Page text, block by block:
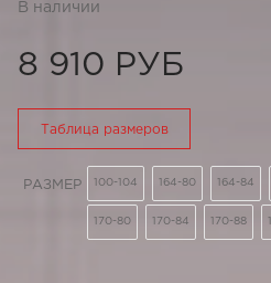
В наличии
8 910 РУБ
Таблица размеров
РАЗМЕР 100-104 164-80 164-84
170-80 170-84 170-88